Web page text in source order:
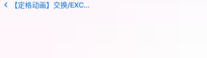
【定格动画】交换/EXCHANGE